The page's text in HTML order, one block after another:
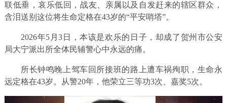
联低垂，哀乐低回，战友、亲属以及自发赶来的辖区群众，
含泪送别这位将生命定格在43岁的“平安哨塔”。
2026年5月3日，本该是欢乐的日子，却成了贺州市公安
局大宁派出所全体民辅警心中永远的痛。
所长钟鸣晚上驾车回所接班的路上遭车祸殉职，生命永
远定格在43岁。从警20年，他荣立三等功3次、嘉奖5次。